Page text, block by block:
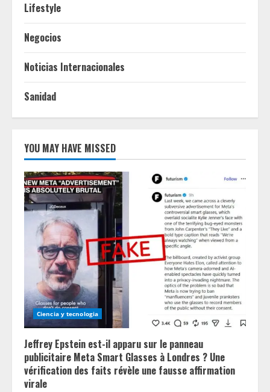
Lifestyle
Negocios
Noticias Internacionales
Sanidad
YOU MAY HAVE MISSED
Ciencia y tecnologia
Jeffrey Epstein est-il apparu sur le panneau
publicitaire Meta Smart Glasses à Londres ? Une
vérification des faits révèle une fausse affirmation
virale